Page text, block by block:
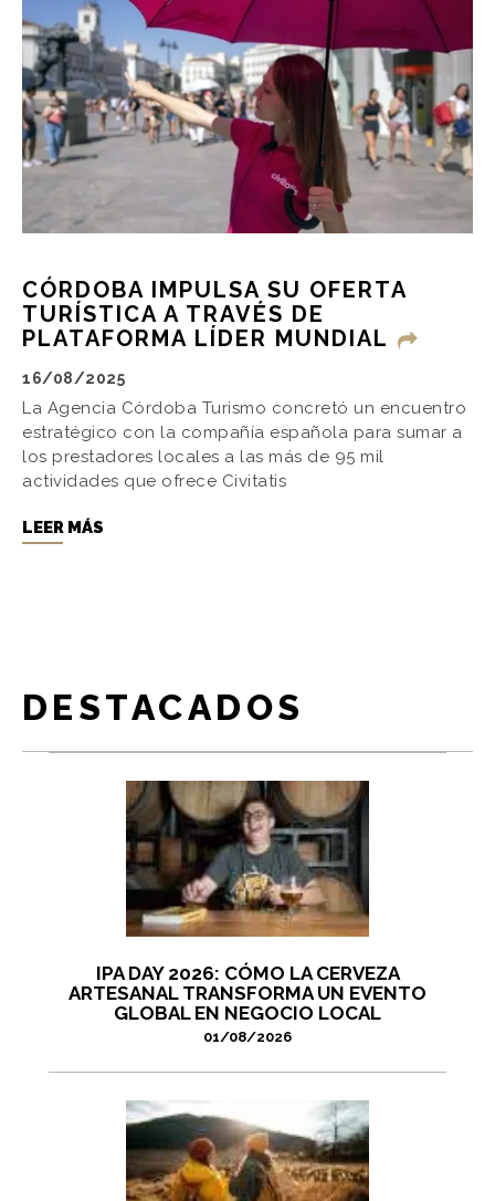
CÓRDOBA IMPULSA SU OFERTA
TURÍSTICA A TRAVÉS DE
PLATAFORMA LÍDER MUNDIAL
16/08/2025
La Agencia Córdoba Turismo concretó un encuentro
estratégico con la compañía española para sumar a
los prestadores locales a las más de 95 mil
actividades que ofrece Civitatis
LEER MÁS
DESTACADOS
IPA DAY 2026: CÓMO LA CERVEZA
ARTESANAL TRANSFORMA UN EVENTO
GLOBAL EN NEGOCIO LOCAL
01/08/2026